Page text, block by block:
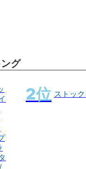
グ
ストッ